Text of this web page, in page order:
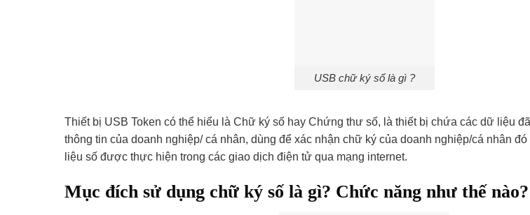
USB chữ ký số là gì ?
Thiết bị USB Token có thể hiểu là Chữ ký số hay Chứng thư số, là thiết bị chứa các dữ liệu
thông tin của doanh nghiệp/ cá nhân, dùng để xác nhận chữ ký của doanh nghiệp/cá nhân
liệu số được thực hiện trong các giao dịch điện tử qua mạng internet.
Mục đích sử dụng chữ ký số là gì? Chức năng như thế nào?